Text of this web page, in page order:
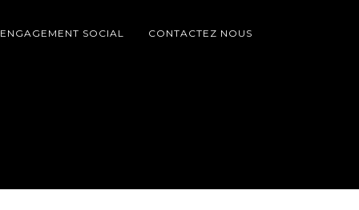
ENGAGEMENT SOCIAL CONTACTEZ NOUS